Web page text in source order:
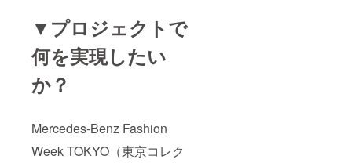
▼プロジェクトで
何を実現したい
か？
Mercedes-Benz Fashion
Week TOKYO（東京コレク